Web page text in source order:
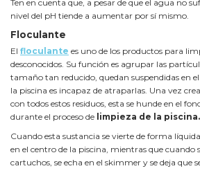
Ten en cuenta que, a pesar de que el agua no
nivel del pH tiende a aumentar por sí mismo.
Floculante
El floculante es uno de los productos para
desconocidos. Su función es agrupar las
tamaño tan reducido, quedan suspendidas en
la piscina es incapaz de atraparlas. Una vez
con todos estos residuos, esta se hunde en el
durante el proceso de limpieza de la piscina.
Cuando esta sustancia se vierte de forma
en el centro de la piscina, mientras que
cartuchos, se echa en el skimmer y se deja que